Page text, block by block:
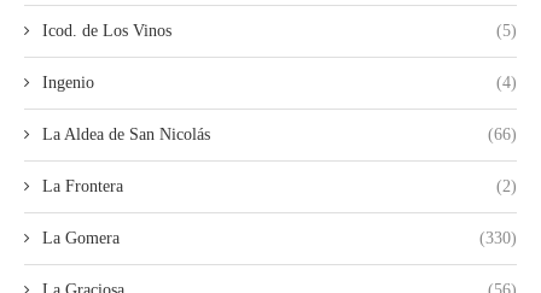
Icod. de Los Vinos (5)
Ingenio (4)
La Aldea de San Nicolás (66)
La Frontera (2)
La Gomera (330)